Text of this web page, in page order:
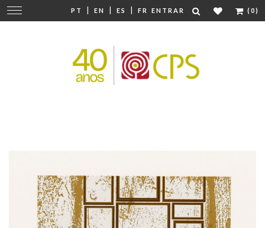
PT | EN | ES | FR ENTRAR (0)
Mudar
navegação